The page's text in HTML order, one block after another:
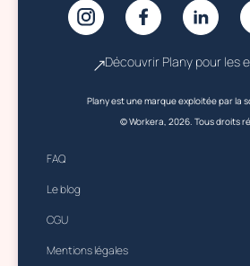
Découvrir Plany pour les
Plany est une marque exploitée par la
© Workera, 2026. Tous droits
FAQ
Le blog
CGU
Mentions légales